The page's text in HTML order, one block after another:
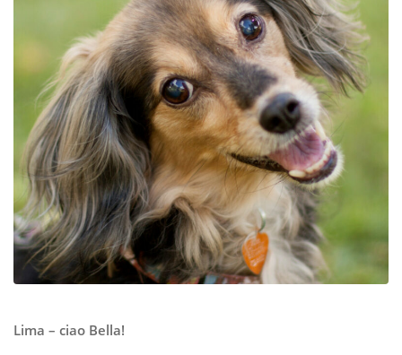
Lima – ciao Bella!